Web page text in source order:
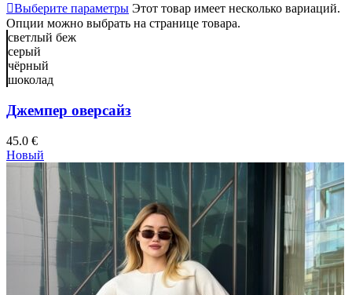
Выберите параметры Этот товар имеет несколько вариаций.
Опции можно выбрать на странице товара.
светлый беж
серый
чёрный
шоколад
Джемпер оверсайз
45.0 €
Новый